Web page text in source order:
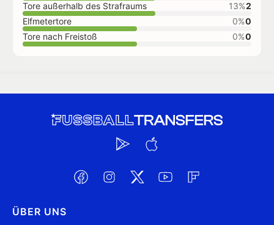
Tore außerhalb des Strafraums
13%2
Elfmetertore
0%0
Tore nach Freistoß
0%0
ÜBER UNS